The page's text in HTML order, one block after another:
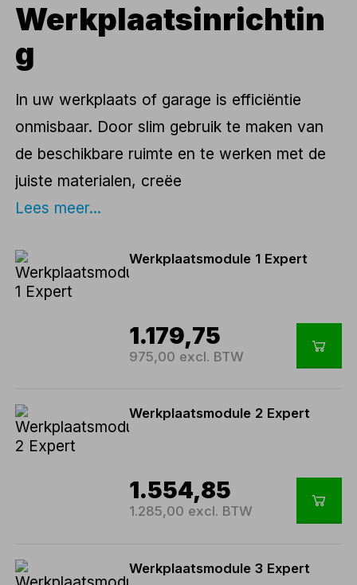
Werkplaatsinrichtin
g
In uw werkplaats of garage is efficiëntie
onmisbaar. Door slim gebruik te maken van
de beschikbare ruimte en te werken met de
juiste materialen, creëe
Lees meer...
Werkplaatsmodule 1 Expert
1.179,75
975,00 excl. BTW
Werkplaatsmodule 2 Expert
1.554,85
1.285,00 excl. BTW
Werkplaatsmodule 3 Expert